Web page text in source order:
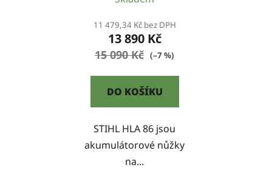
11 479,34 Kč bez DPH
13 890 Kč
15 090 Kč (–7 %)
DO KOŠÍKU
STIHL HLA 86 jsou
akumulátorové nůžky
na...